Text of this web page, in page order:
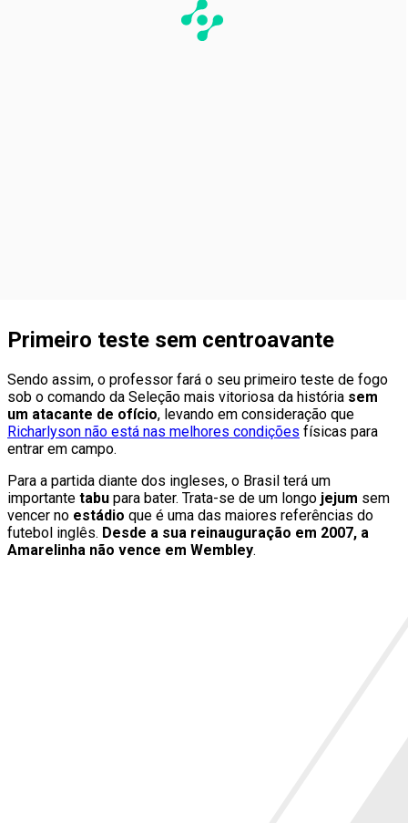
Primeiro teste sem centroavante
Sendo assim, o professor fará o seu primeiro teste de fogo
sob o comando da Seleção mais vitoriosa da história sem
um atacante de ofício, levando em consideração que
Richarlyson não está nas melhores condições físicas para
entrar em campo.
Para a partida diante dos ingleses, o Brasil terá um
importante tabu para bater. Trata-se de um longo jejum sem
vencer no estádio que é uma das maiores referências do
futebol inglês. Desde a sua reinauguração em 2007, a
Amarelinha não vence em Wembley.